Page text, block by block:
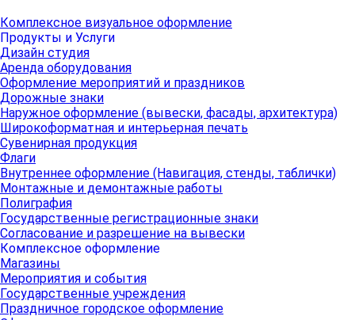
Комплексное визуальное оформление
Продукты и Услуги
Дизайн студия
Аренда оборудования
Оформление мероприятий и праздников
Дорожные знаки
Наружное оформление (вывески, фасады, архитектура)
Широкоформатная и интерьерная печать
Сувенирная продукция
Флаги
Внутреннее оформление (Навигация, стенды, таблички)
Монтажные и демонтажные работы
Полиграфия
Государственные регистрационные знаки
Согласование и разрешение на вывески
Комплексное оформление
Магазины
Мероприятия и события
Государственные учреждения
Праздничное городское оформление